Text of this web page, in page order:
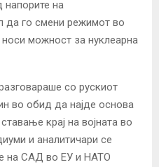
на
да го смени режимот во
носи можност за нуклеарна
со рускиот
во обид да најде основа
крај на војната во
и аналитичари се
на САД во ЕУ и НАТО